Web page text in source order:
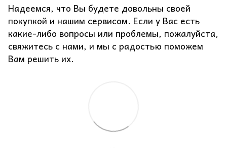
Надеемся, что Вы будете довольны своей
покупкой и нашим сервисом. Если у Вас есть
какие-либо вопросы или проблемы, пожалуйста,
свяжитесь с нами, и мы с радостью поможем
Вам решить их.